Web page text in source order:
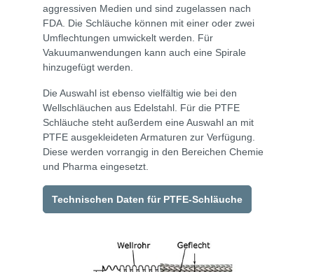
aggressiven Medien und sind zugelassen nach
FDA. Die Schläuche können mit einer oder zwei
Umflechtungen umwickelt werden. Für
Vakuumanwendungen kann auch eine Spirale
hinzugefügt werden.
Die Auswahl ist ebenso vielfältig wie bei den
Wellschläuchen aus Edelstahl. Für die PTFE
Schläuche steht außerdem eine Auswahl an mit
PTFE ausgekleideten Armaturen zur Verfügung.
Diese werden vorrangig in den Bereichen Chemie
und Pharma eingesetzt.
Technischen Daten für PTFE-Schläuche